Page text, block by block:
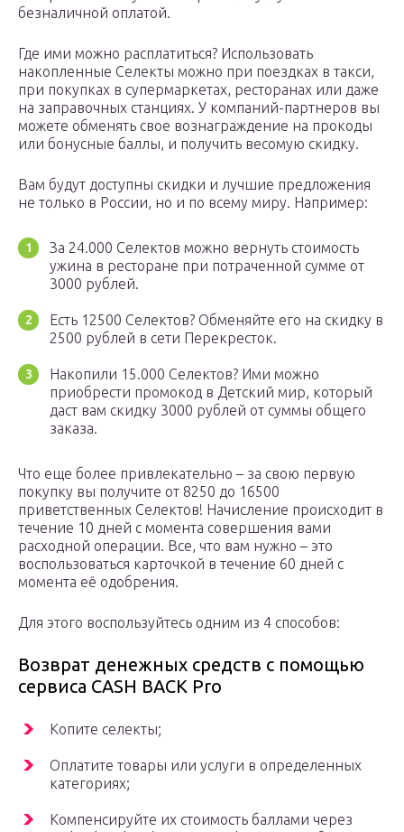
безналичной оплатой.
Где ими можно расплатиться? Использовать
накопленные Селекты можно при поездках в такси,
при покупках в супермаркетах, ресторанах или даже
на заправочных станциях. У компаний-партнеров вы
можете обменять свое вознаграждение на прокоды
или бонусные баллы, и получить весомую скидку.
Вам будут доступны скидки и лучшие предложения
не только в России, но и по всему миру. Например:
За 24.000 Селектов можно вернуть стоимость
ужина в ресторане при потраченной сумме от
3000 рублей.
Есть 12500 Селектов? Обменяйте его на скидку в
2500 рублей в сети Перекресток.
Накопили 15.000 Селектов? Ими можно
приобрести промокод в Детский мир, который
даст вам скидку 3000 рублей от суммы общего
заказа.
Что еще более привлекательно – за свою первую
покупку вы получите от 8250 до 16500
приветственных Селектов! Начисление происходит в
течение 10 дней с момента совершения вами
расходной операции. Все, что вам нужно – это
воспользоваться карточкой в течение 60 дней с
момента её одобрения.
Для этого воспользуйтесь одним из 4 способов:
Возврат денежных средств с помощью
сервиса CASH BACK Pro
Копите селекты;
Оплатите товары или услуги в определенных
категориях;
Компенсируйте их стоимость баллами через